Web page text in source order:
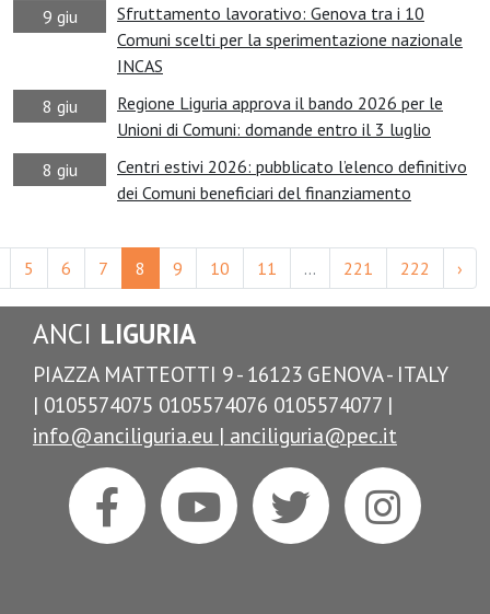
9 giu
Sfruttamento lavorativo: Genova tra i 10
Comuni scelti per la sperimentazione nazionale
INCAS
8 giu
Regione Liguria approva il bando 2026 per le
Unioni di Comuni: domande entro il 3 luglio
8 giu
Centri estivi 2026: pubblicato l’elenco definitivo
dei Comuni beneficiari del finanziamento
5 6 7 8 9 10 11 ... 221 222 ›
ANCI LIGURIA
PIAZZA MATTEOTTI 9 - 16123 GENOVA - ITALY
| 0105574075 0105574076 0105574077 |
info@anciliguria.eu | anciliguria@pec.it